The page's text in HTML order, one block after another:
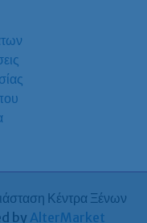
Κέντρα Ξένων
byAlterMarket